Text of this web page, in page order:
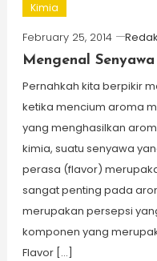
Kimia
February 25, 2014
Mengenal
Pernahkah kita berpikir
ketika mencium aroma
yang menghasilkan
kimia, suatu senyawa
perasa (flavor)
sangat penting pada
merupakan persepsi
komponen yang
Flavor […]